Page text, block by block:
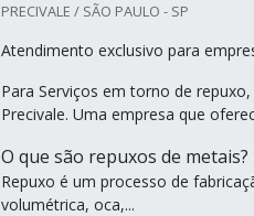
PRECIVALE / SÃO PAULO - SP
Atendimento exclusivo para
Para Serviços em torno de
Precivale. Uma empresa que
O que são repuxos de metais?
Repuxo é um processo de
volumétrica, oca,...